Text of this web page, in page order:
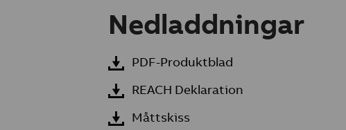
Nedladdningar
PDF-Produktblad
REACH Deklaration
Måttskiss